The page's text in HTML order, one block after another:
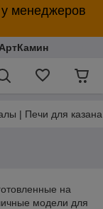
у менеджеров
| Печи для
на
модели для